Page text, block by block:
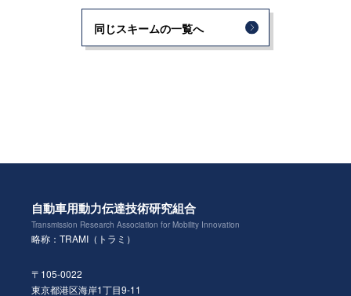
同じスキームの一覧へ
自動車用動力伝達技術研究組合
Transmission Research Association for Mobility Innovation
略称：TRAMI（トラミ）
〒105-0022
東京都港区海岸1丁目9-11